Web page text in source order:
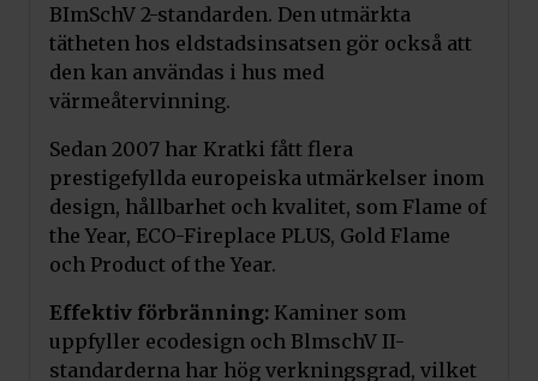
BImSchV 2-standarden. Den utmärkta
tätheten hos eldstadsinsatsen gör också att
den kan användas i hus med
värmeåtervinning.
Sedan 2007 har Kratki fått flera
prestigefyllda europeiska utmärkelser inom
design, hållbarhet och kvalitet, som Flame of
the Year, ECO-Fireplace PLUS, Gold Flame
och Product of the Year.
Effektiv förbränning: Kaminer som
uppfyller ecodesign och BlmschV II-
standarderna har hög verkningsgrad, vilket